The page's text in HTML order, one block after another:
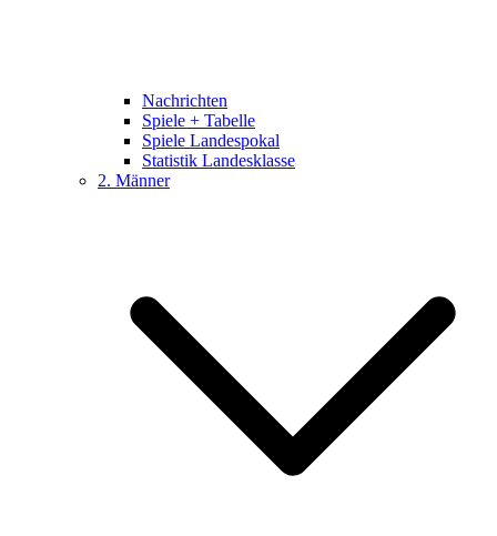
Nachrichten
Spiele + Tabelle
Spiele Landespokal
Statistik Landesklasse
2. Männer